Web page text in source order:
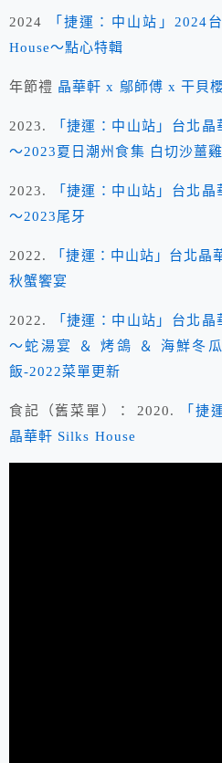
2024
「捷運：中山站」2024
House～點心特輯
年節禮 晶華軒 x 鄔師傅 x 干貝
2023.
「捷運：中山站」台北
～2023夏日潮州食集 白切沙薑
2023.
「捷運：中山站」台北
～2023尾牙
2022.
「捷運：中山站」台北
秋蟹饗宴
2022.
「捷運：中山站」台北
～蛇湯宴 ＆ 烤鴿 ＆ 海鮮冬
飯-2022菜單更新
食記（舊菜單）： 2020.
「捷
晶華軒 Silks House